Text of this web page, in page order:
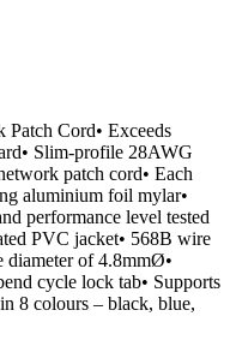
Cord• Exceeds
Slim-profile 28AWG
patch cord• Each
aluminium foil mylar•
performance level tested
PVC jacket• 568B wire
diameter of 4.8mmØ•
cycle lock tab• Supports
8 colours – black, blue,